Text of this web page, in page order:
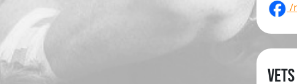
/